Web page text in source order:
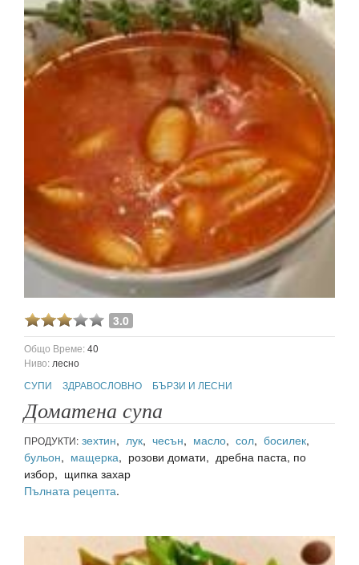
3.0
Общо Време:40
Ниво: лесно
СУПИ
ЗДРАВОСЛОВНО БЪРЗИ И ЛЕСНИ
Доматена супа
ПРОДУКТИ: зехтин, лук, чесън, масло, сол, босилек,
бульон, мащерка, розови домати, дребна паста, по
избор, щипка захар
Пълната рецепта.